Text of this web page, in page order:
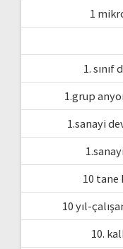
1
1.
1.grup
1.sanayi
10 tane
10 yıl-
10.